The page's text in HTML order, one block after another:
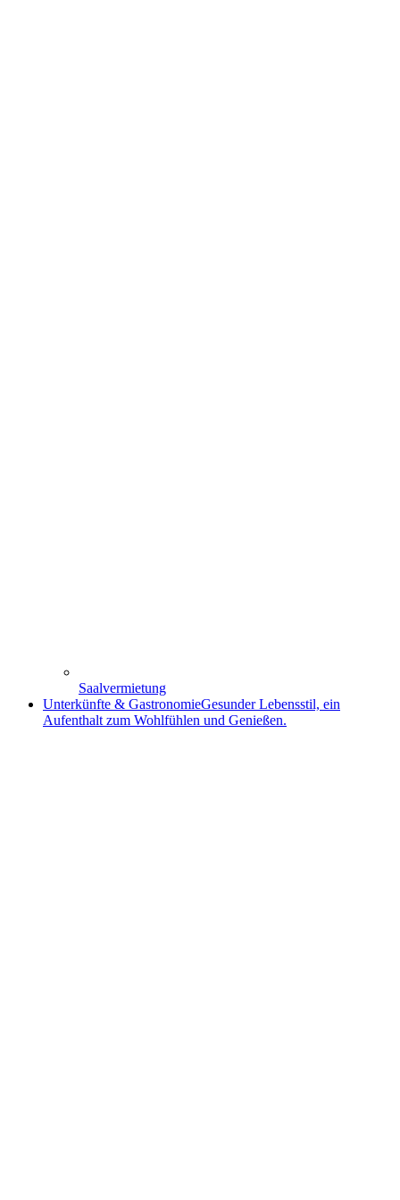
Saalvermietung
Unterkünfte & GastronomieGesunder Lebensstil, ein
Aufenthalt zum Wohlfühlen und Genießen.